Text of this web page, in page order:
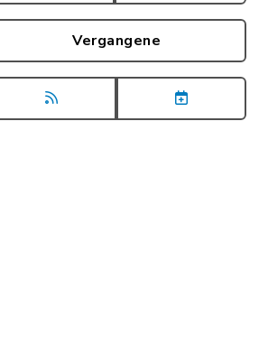
Vergangene